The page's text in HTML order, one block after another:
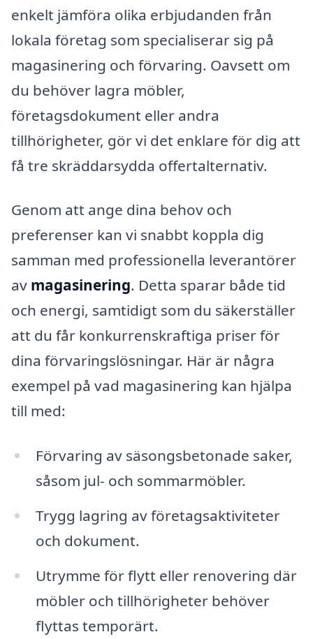
enkelt jämföra olika erbjudanden från
lokala företag som specialiserar sig på
magasinering och förvaring. Oavsett om
du behöver lagra möbler,
företagsdokument eller andra
tillhörigheter, gör vi det enklare för dig att
få tre skräddarsydda offertalternativ.
Genom att ange dina behov och
preferenser kan vi snabbt koppla dig
samman med professionella leverantörer
av magasinering. Detta sparar både tid
och energi, samtidigt som du säkerställer
att du får konkurrenskraftiga priser för
dina förvaringslösningar. Här är några
exempel på vad magasinering kan hjälpa
till med:
Förvaring av säsongsbetonade saker,
såsom jul- och sommarmöbler.
Trygg lagring av företagsaktiviteter
och dokument.
Utrymme för flytt eller renovering där
möbler och tillhörigheter behöver
flyttas temporärt.